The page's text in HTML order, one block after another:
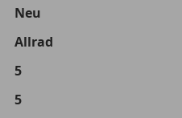
€ 75 000,-
€ 0,-
Neu
Allrad
5
5